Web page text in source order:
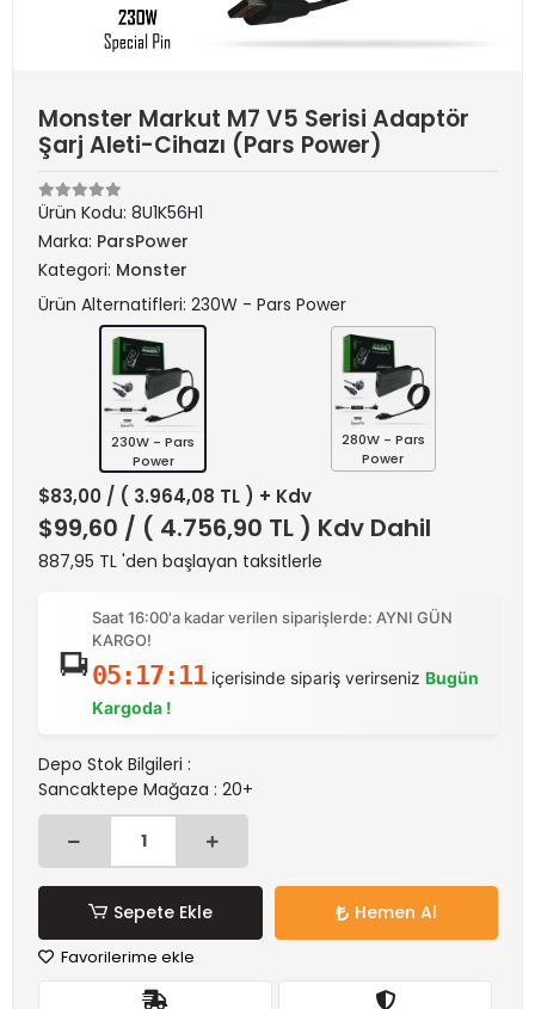
Monster Markut M7 V5 Serisi Adaptör
Şarj Aleti-Cihazı (Pars Power)
Ürün Kodu: 8U1K56H1
Marka: ParsPower
Kategori: Monster
Ürün Alternatifleri: 230W - Pars Power
230W - Pars
Power
280W - Pars
Power
$83,00 / ( 3.964,08 TL ) + Kdv
$99,60 / ( 4.756,90 TL ) Kdv Dahil
887,95 TL 'den başlayan taksitlerle
Saat 16:00'a kadar verilen siparişlerde: AYNI GÜN
KARGO!
05:17:11içerisinde sipariş verirseniz Bugün
Kargoda !
Depo Stok Bilgileri :
Sancaktepe Mağaza : 20+
Sepete Ekle Hemen Al
Favorilerime ekle